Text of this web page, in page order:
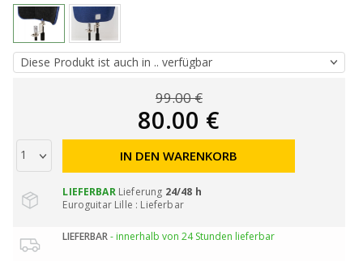
99.00 €
80.00 €
IN DEN WARENKORB
LIEFERBARLieferung 24/48 h
Euroguitar Lille : Lieferbar
LIEFERBAR- innerhalb von 24 Stunden lieferbar